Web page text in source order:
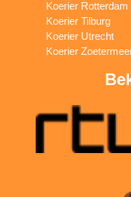
Koerier Rotterdam
Koerier Tilburg
Koerier Utrecht
Koerier